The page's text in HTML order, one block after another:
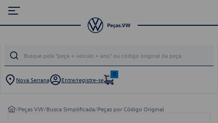
Nova Serrana Entre/registre-se
0
/Peças VW/Busca Simplificada/Peças por Código Original